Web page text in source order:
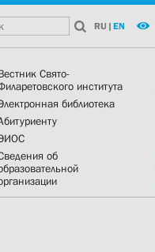
RU | EN
Свято-
института
библиотека
об